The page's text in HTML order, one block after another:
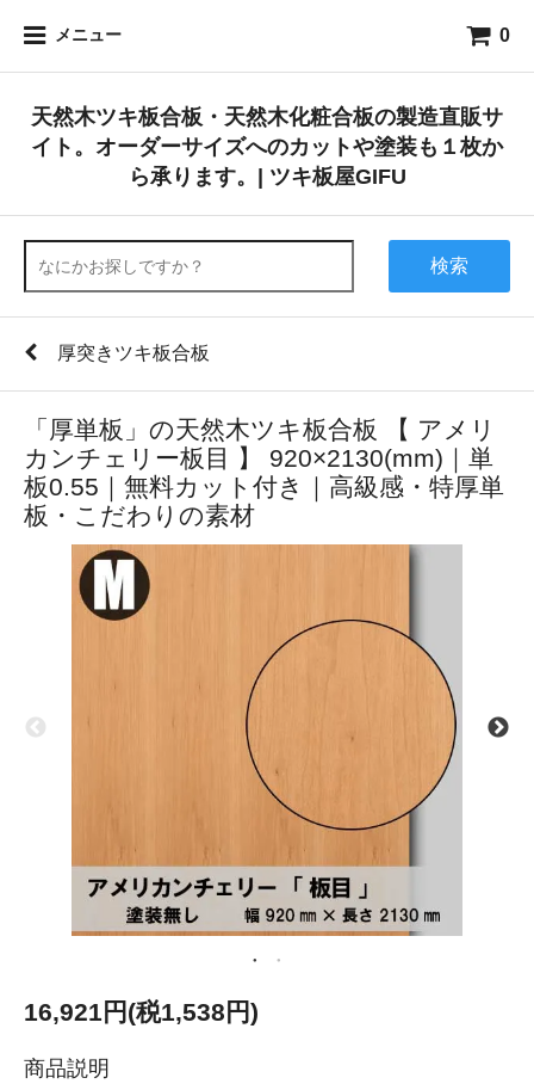
メニュー 0
天然木ツキ板合板・天然木化粧合板の製造直販サ
イト。オーダーサイズへのカットや塗装も１枚か
ら承ります。| ツキ板屋GIFU
検索
厚突きツキ板合板
「厚単板」の天然木ツキ板合板 【 アメリ
カンチェリー板目 】 920×2130(mm)｜単
板0.55｜無料カット付き｜高級感・特厚単
板・こだわりの素材
16,921円(税1,538円)
商品説明